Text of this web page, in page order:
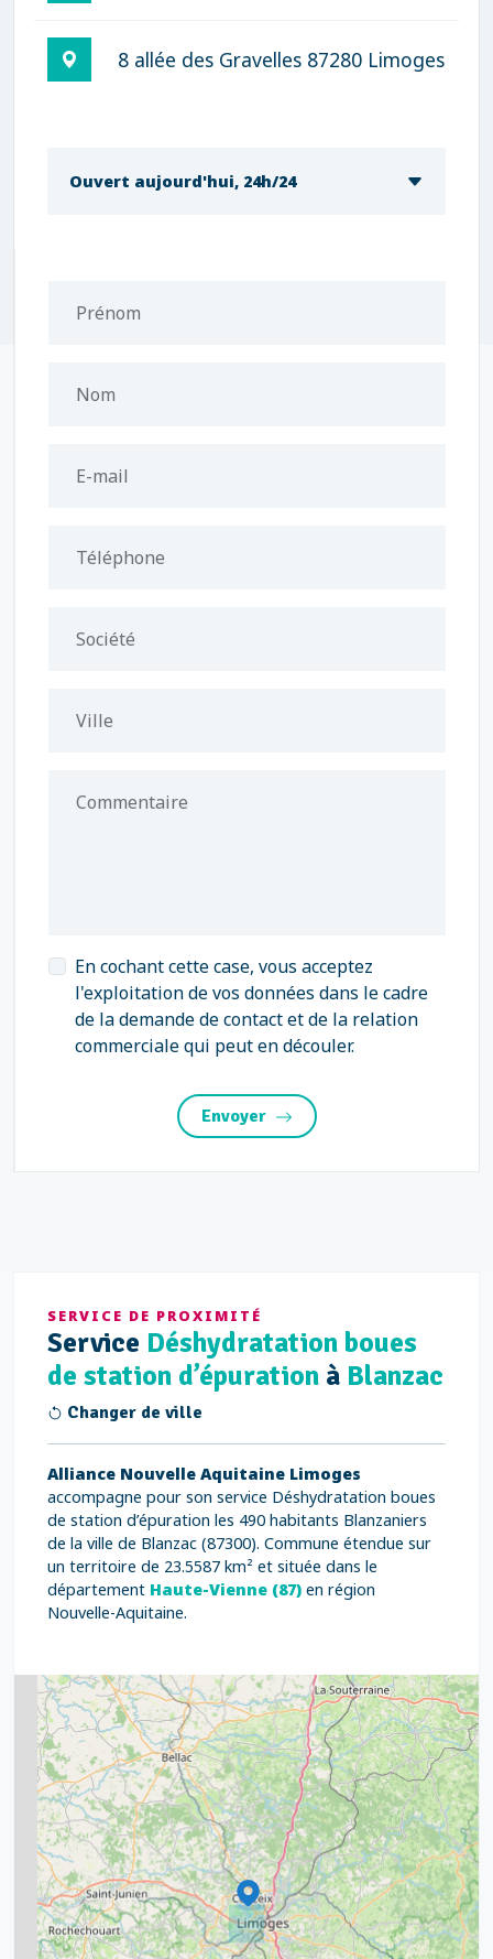
8 allée des Gravelles 87280 Limoges
Ouvert aujourd'hui, 24h/24
Prénom
Nom
E-mail
Téléphone
Société
Ville
Commentaire
En cochant cette case, vous acceptez
l'exploitation de vos données dans le cadre
de la demande de contact et de la relation
commerciale qui peut en découler.
Envoyer
SERVICE DE PROXIMITÉ
Service Déshydratation boues
de station d’épuration à Blanzac
Changer de ville
Alliance Nouvelle Aquitaine Limoges
accompagne pour son service Déshydratation boues
de station d’épuration les 490 habitants Blanzaniers
de la ville de Blanzac (87300). Commune étendue sur
un territoire de 23.5587 km² et située dans le
département Haute-Vienne (87) en région
Nouvelle-Aquitaine.
2
7
6
20
2
9
8
5
11
15
7